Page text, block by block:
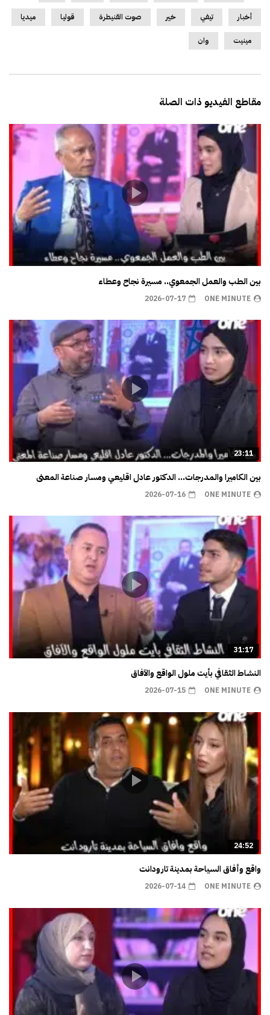
أخبار تيفي خير صوت القنيطرة قوليا ميديا
مينيت وان
مقاطع الفيديو ذات الصلة
بين الطب والعمل الجمعوي.. مسيرة نجاح وعطاء
ONE MINUTE
2026-07-17
23:11
بين الكاميرا والمدرجات… الدكتور عادل اقليعي ومسار صناعة المعنى
ONE MINUTE
2026-07-16
31:17
النشاط الثقافي بأيت ملول الواقع والآفاق
ONE MINUTE
2026-07-15
24:52
واقع وأفاق السياحة بمدينة تارودانت
ONE MINUTE
2026-07-14